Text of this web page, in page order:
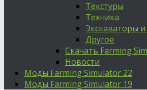
Текстуры
Техника
Экскаваторы
Другое
Скачать Farming
Новости
Моды Farming Simulator 22
Моды Farming Simulator 19